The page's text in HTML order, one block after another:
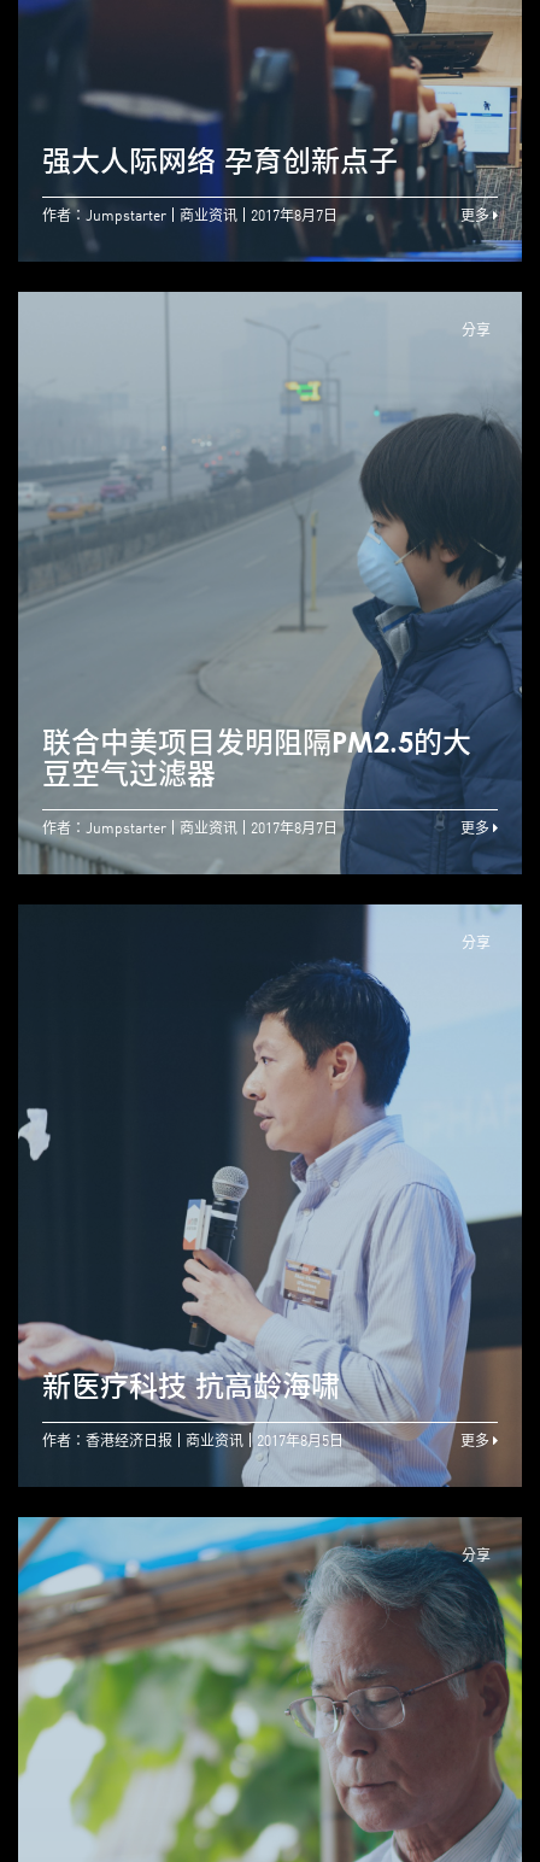
强大人际网络 孕育创新点子
作者：Jumpstarter 商业资讯 2017年8月7日 更多
分享
联合中美项目发明阻隔PM2.5的大
豆空气过滤器
作者：Jumpstarter 商业资讯 2017年8月7日 更多
分享
新医疗科技 抗高龄海啸
作者：香港经济日报 商业资讯 2017年8月5日 更多
分享